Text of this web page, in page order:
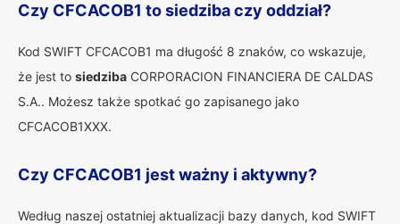
Czy CFCACOB1 to siedziba czy oddział?
Kod SWIFT CFCACOB1 ma długość 8 znaków, co wskazuje,
że jest to siedziba CORPORACION FINANCIERA DE CALDAS
S.A.. Możesz także spotkać go zapisanego jako
CFCACOB1XXX.
Czy CFCACOB1 jest ważny i aktywny?
Według naszej ostatniej aktualizacji bazy danych, kod SWIFT